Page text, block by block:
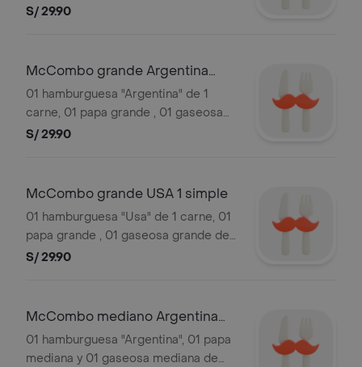
Sujeto a stock de local. Las gaseosas
referenciales.
S/ 29.90
McCombo grande Argentina
simple
01 hamburguesa "Argentina" de 1
carne, 01 papa grande , 01 gaseosa
grande de 21oz. Sujeto a stock de
"Hamburguesas". Imágenes
referenciales.
S/ 29.90
McCombo grande USA 1 simple
01 hamburguesa "Usa" de 1 carne, 01
papa grande , 01 gaseosa grande de
21oz. Sujeto a stock de local. Las
Imágenes referenciales.
S/ 29.90
McCombo mediano Argentina
doble
01 hamburguesa "Argentina", 01 papa
mediana y 01 gaseosa mediana de